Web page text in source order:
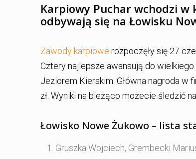
Karpiowy Puchar wchodzi
odbywają się na Łowisku
Zawody karpiowe rozpoczęły się 27
Cztery najlepsze awansują do
Jeziorem Kierskim. Główna nagroda w
zł. Wyniki na bieżąco możecie śledzić
Łowisko Nowe Żukowo – lista
Gruszka Wojciech, Grembecki